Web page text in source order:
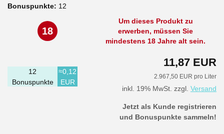
Bonuspunkte: 12
18
Um dieses Produkt zu
erwerben, müssen Sie
mindestens 18 Jahre alt sein.
11,87 EUR
2.967,50 EUR pro Liter
inkl. 19% MwSt. zzgl. Versand
12
Bonuspunkte
≈0,12
EUR
Jetzt als Kunde registrieren
und Bonuspunkte sammeln!